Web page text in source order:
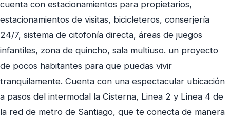
cuenta con estacionamientos para propietarios,
estacionamientos de visitas, bicicleteros, conserjería
24/7, sistema de citofonía directa, áreas de juegos
infantiles, zona de quincho, sala multiuso. un proyecto
de pocos habitantes para que puedas vivir
tranquilamente. Cuenta con una espectacular ubicación
a pasos del intermodal la Cisterna, Linea 2 y Linea 4 de
la red de metro de Santiago, que te conecta de manera